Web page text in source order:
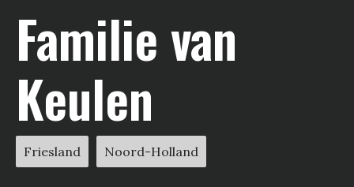
Familie van
Keulen
Friesland Noord-Holland